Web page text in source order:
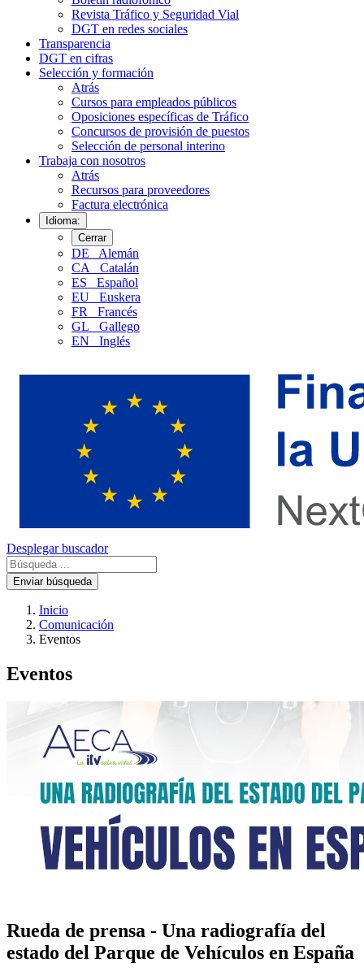
Revista Tráfico y Seguridad Vial
DGT en redes sociales
Transparencia
DGT en cifras
Selección y formación
Atrás
Cursos para empleados públicos
Oposiciones específicas de Tráfico
Concursos de provisión de puestos
Selección de personal interino
Trabaja con nosotros
Atrás
Recursos para proveedores
Factura electrónica
Idioma:
Cerrar
DE
Alemán
CA
Catalán
ES
Español
EU
Euskera
FR
Francés
GL
Gallego
EN
Inglés
Desplegar buscador
Enviar búsqueda
Inicio
Comunicación
Eventos
Eventos
Rueda de prensa - Una radiografía del
estado del Parque de Vehículos en España